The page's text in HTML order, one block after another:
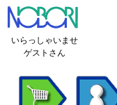
いらっしゃいませ
ゲストさん